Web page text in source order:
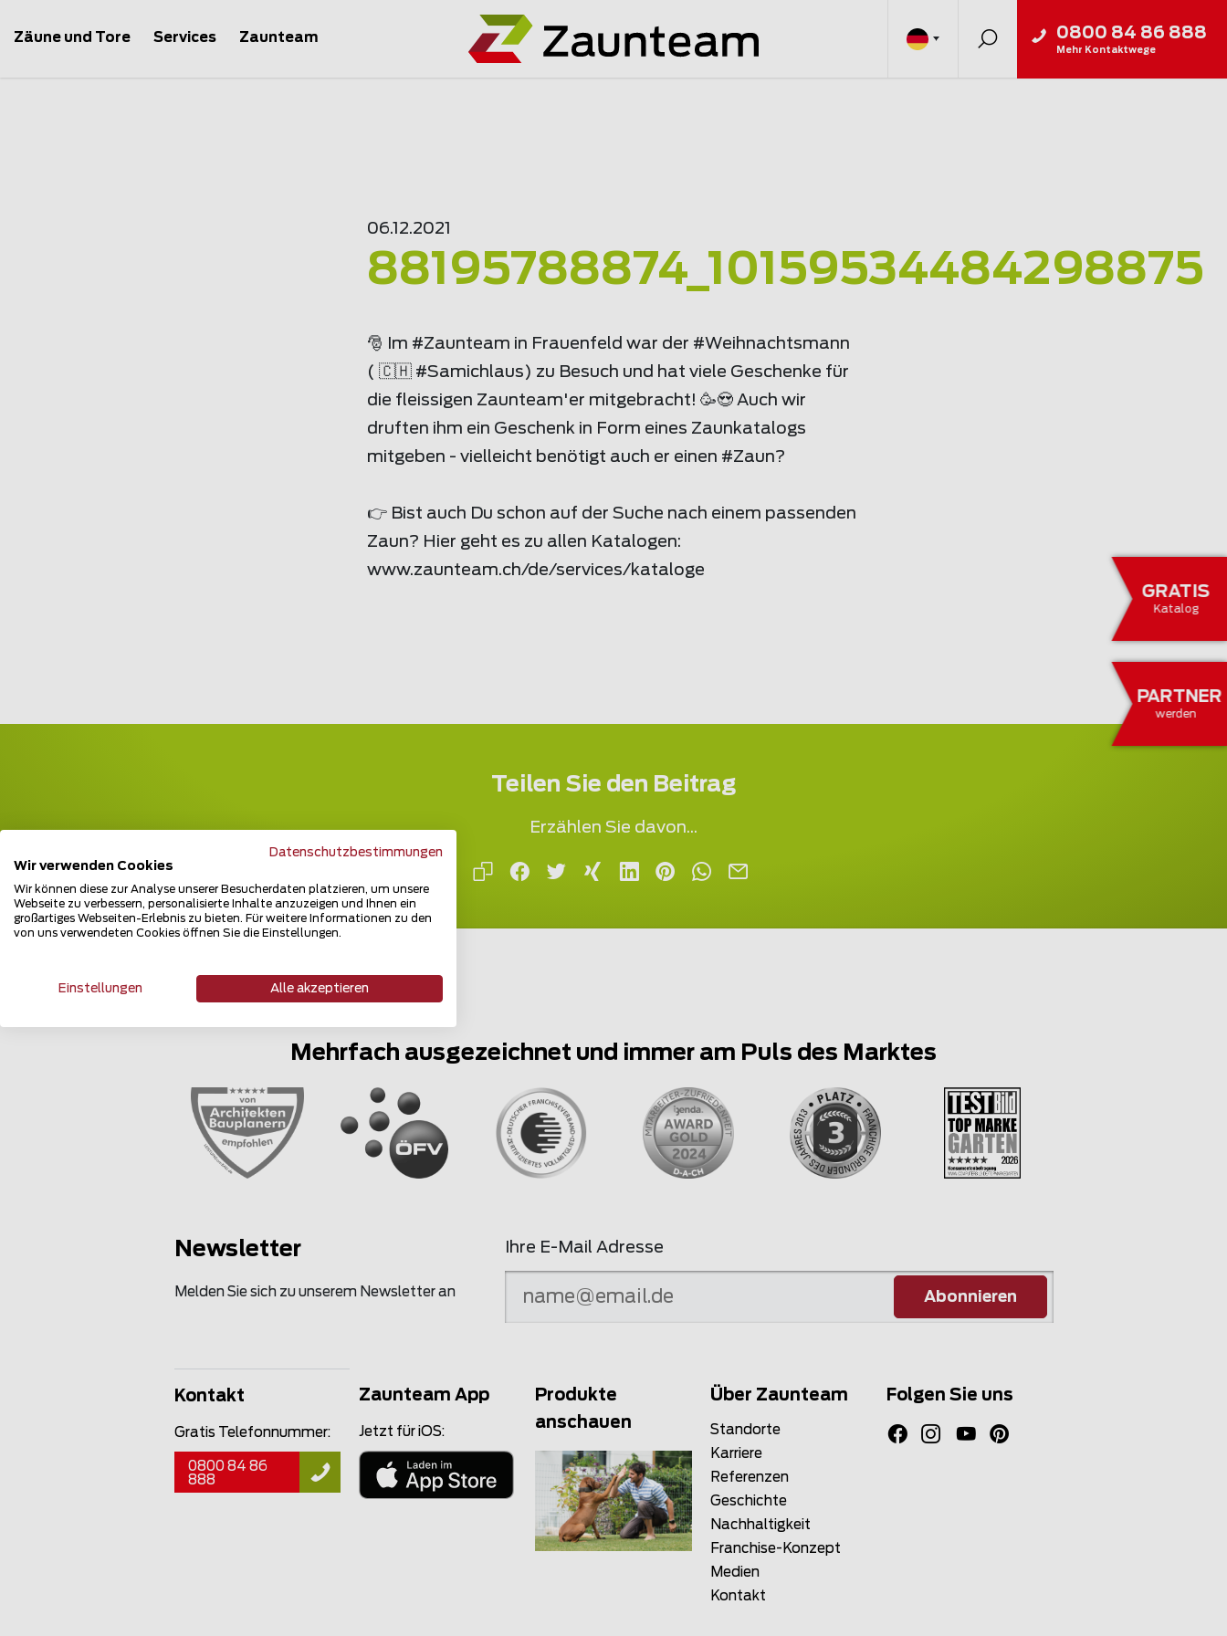
GRATIS
Katalog
PARTNER
werden
Zäune und Tore Services Zaunteam 0800 84 86 888
Mehr Kontaktwege
06.12.2021
88195788874_10159534484298875
🎅 Im #Zaunteam in Frauenfeld war der #Weihnachtsmann
( 🇨🇭 #Samichlaus) zu Besuch und hat viele Geschenke für
die fleissigen Zaunteam'er mitgebracht! 🥳😍 Auch wir
druften ihm ein Geschenk in Form eines Zaunkatalogs
mitgeben - vielleicht benötigt auch er einen #Zaun?
👉 Bist auch Du schon auf der Suche nach einem passenden
Zaun? Hier geht es zu allen Katalogen:
www.zaunteam.ch/de/services/kataloge
Teilen Sie den Beitrag
Erzählen Sie davon...
Mehrfach ausgezeichnet und immer am Puls des Marktes
Newsletter
Melden Sie sich zu unserem Newsletter an
Ihre E-Mail Adresse
Abonnieren
Kontakt
Gratis Telefonnummer:
0800 84 86
888
Zaunteam App
Jetzt für iOS:
Produkte
anschauen
Über Zaunteam
Standorte
Karriere
Referenzen
Geschichte
Nachhaltigkeit
Franchise-Konzept
Medien
Kontakt
Folgen Sie uns
Datenschutzbestimmungen
Wir verwenden Cookies
Wir können diese zur Analyse unserer Besucherdaten platzieren, um unsere
Webseite zu verbessern, personalisierte Inhalte anzuzeigen und Ihnen ein
großartiges Webseiten-Erlebnis zu bieten. Für weitere Informationen zu den
von uns verwendeten Cookies öffnen Sie die Einstellungen.
Einstellungen Alle akzeptieren